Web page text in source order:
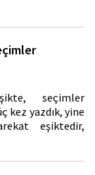
seçimler
kez yazdık, yine
eşiktedir,